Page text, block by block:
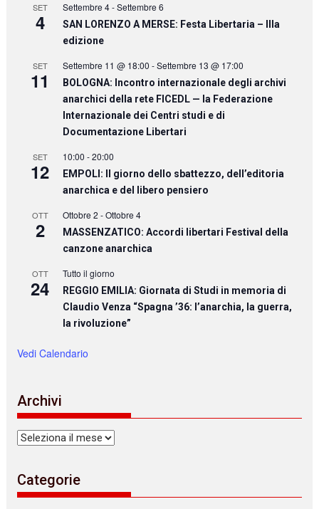
SET
4
Settembre 4-Settembre 6
SAN LORENZO A MERSE: Festa Libertaria – IIIa
edizione
SET
11
Settembre 11 @ 18:00 -Settembre 13 @ 17:00
BOLOGNA: Incontro internazionale degli archivi
anarchici della rete FICEDL — la Federazione
Internazionale dei Centri studi e di
Documentazione Libertari
SET
12
10:00 -20:00
EMPOLI: Il giorno dello sbattezzo, dell’editoria
anarchica e del libero pensiero
OTT
2
Ottobre 2 -Ottobre 4
MASSENZATICO: Accordi libertari Festival della
canzone anarchica
OTT
24
Tutto il giorno
REGGIO EMILIA: Giornata di Studi in memoria di
Claudio Venza “Spagna ’36: l’anarchia, la guerra,
la rivoluzione”
Vedi Calendario
Archivi
Archivi
Categorie